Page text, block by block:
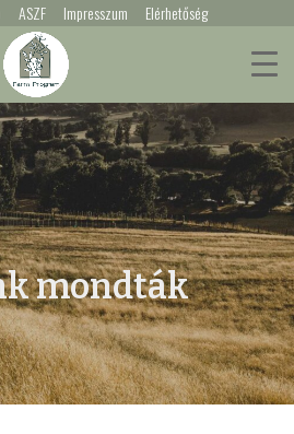
ASZF Impresszum Elérhetőség
mondták